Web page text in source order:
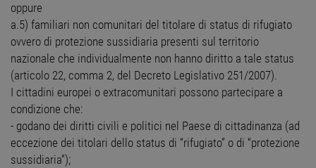
oppure
a.5) familiari non comunitari del titolare di status di rifugiato
ovvero di protezione sussidiaria presenti sul territorio
nazionale che individualmente non hanno diritto a tale status
(articolo 22, comma 2, del Decreto Legislativo 251/2007).
I cittadini europei o extracomunitari possono partecipare a
condizione che:
- godano dei diritti civili e politici nel Paese di cittadinanza (ad
eccezione dei titolari dello status di “rifugiato” o di “protezione
sussidiaria”);